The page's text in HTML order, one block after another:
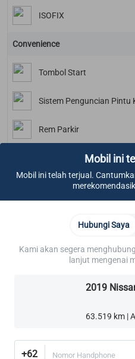
ISOFIX
Convenience
Tombol Start
Sistem Penguncian Pintu
Rem Parkir
Kamera Mundur
Bluetooth
Mobil ini
Mobil ini telah terjual.
Hubungi Saya
Kami akan segera
lanjut mengenai
63.519 km |
+62 Nomor Handphone